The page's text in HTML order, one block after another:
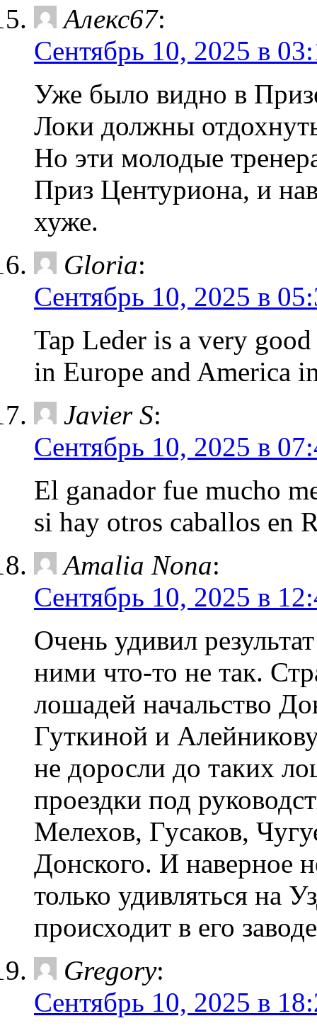
Алекс67:
Сентябрь 10, 2025 в
Уже было видно в
Локи должны
Но эти молодые
Приз Центуриона, и
хуже.
Gloria:
Сентябрь 10, 2025 в
Tap Leder is a very
in Europe and America
Javier S:
Сентябрь 10, 2025 в
El ganador fue mucho
si hay otros caballos en
Amalia Nona:
Сентябрь 10, 2025 в
Очень удивил
ними что-то не так.
лошадей начальство
Гуткиной и
не доросли до таких
проездки под
Мелехов, Гусаков,
Донского. И наверное
только удивляться на
происходит в его
Gregory:
Сентябрь 10, 2025 в